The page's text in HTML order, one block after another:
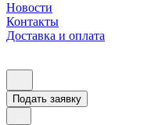
Новости
Контакты
Доставка и оплата
Подать заявку